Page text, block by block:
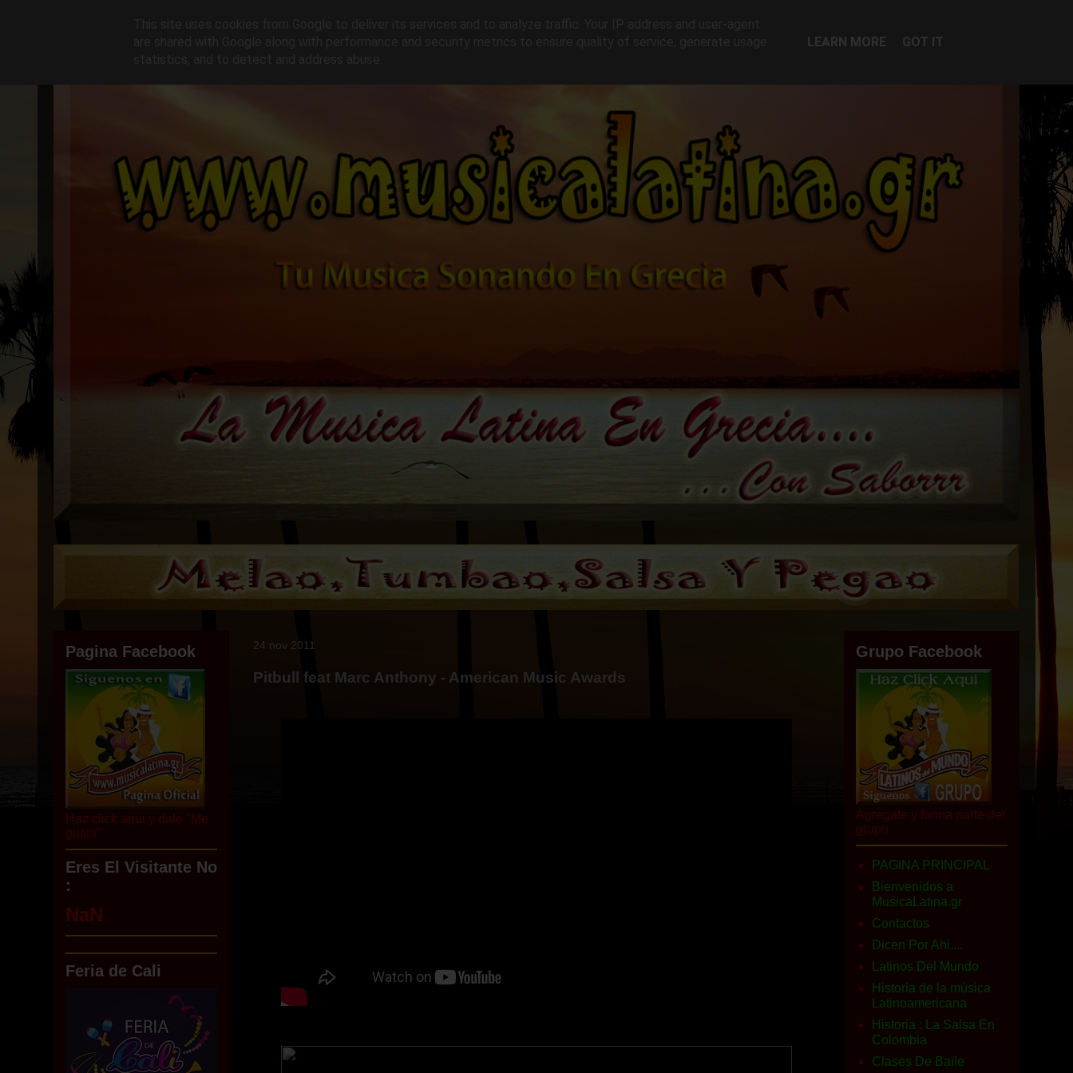
24 nov 2011
Pitbull feat Marc Anthony - American Music Awards
Pagina Facebook
Haz click aqui y dale "Me
gusta"
Eres El Visitante No
:
NaN
Feria de Cali
Grupo Facebook
Agregate y forma parte del
grupo
PAGINA PRINCIPAL
Bienvenidos a
MusicaLatina.gr
Contactos
Dicen Por Ahi....
Latinos Del Mundo
Historia de la música
Latinoamericana
Historia : La Salsa En
Colombia
Clases De Baile
LEARN MORE GOT IT